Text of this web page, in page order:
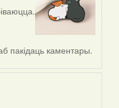
пакідаць каментары.